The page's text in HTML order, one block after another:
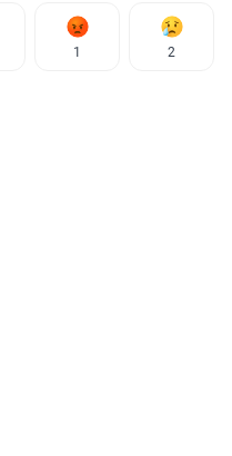
1 2